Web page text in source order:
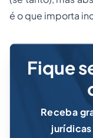
é o que importa
Fique
Receba